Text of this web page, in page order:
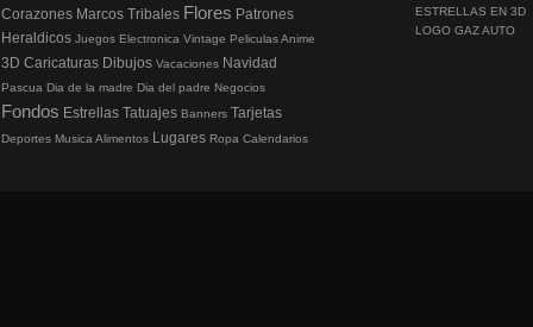
ESTRELLAS EN 3D
LOGO GAZ AUTO
Corazones Marcos Tribales Flores Patrones
Heraldicos Juegos Electronica Vintage PeliculasAnime
3D Caricaturas Dibujos Vacaciones Navidad
Pascua Dia de la madre Dia del padre Negocios
Fondos Estrellas Tatuajes Banners Tarjetas
Deportes Musica Alimentos Lugares Ropa Calendarios